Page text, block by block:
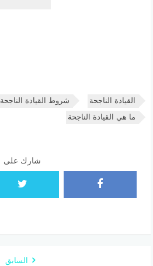
القيادة الناجحة
شروط القيادة الناجحة
ما هي القيادة الناجحة
شارك على
السابق